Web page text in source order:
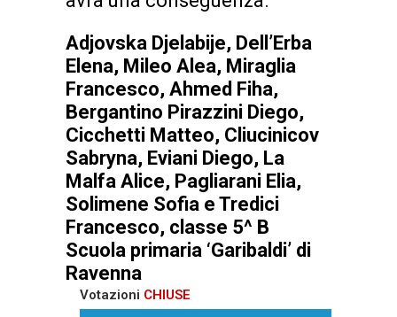
Adjovska Djelabije, Dell’Erba
Elena, Mileo Alea, Miraglia
Francesco, Ahmed Fiha,
Bergantino Pirazzini Diego,
Cicchetti Matteo, Cliucinicov
Sabryna, Eviani Diego, La
Malfa Alice, Pagliarani Elia,
Solimene Sofia e Tredici
Francesco, classe 5^ B
Scuola primaria ‘Garibaldi’ di
Ravenna
Votazioni CHIUSE